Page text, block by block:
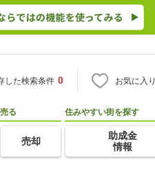
した検索条件 0 お気に入り
売る
売却
住みやすい街を探す
助成金
情報